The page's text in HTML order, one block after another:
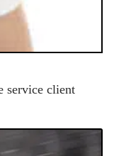
service client